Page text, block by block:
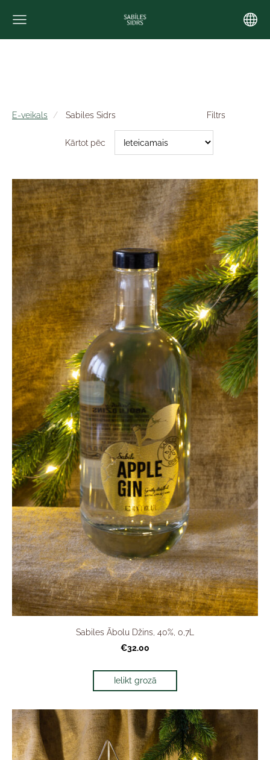
E-veikals Sabiles Sidrs Filtrs
Kārtot pēc
Sabiles Ābolu Džins, 40%, 0,7L
€32.00
Ielikt grozā